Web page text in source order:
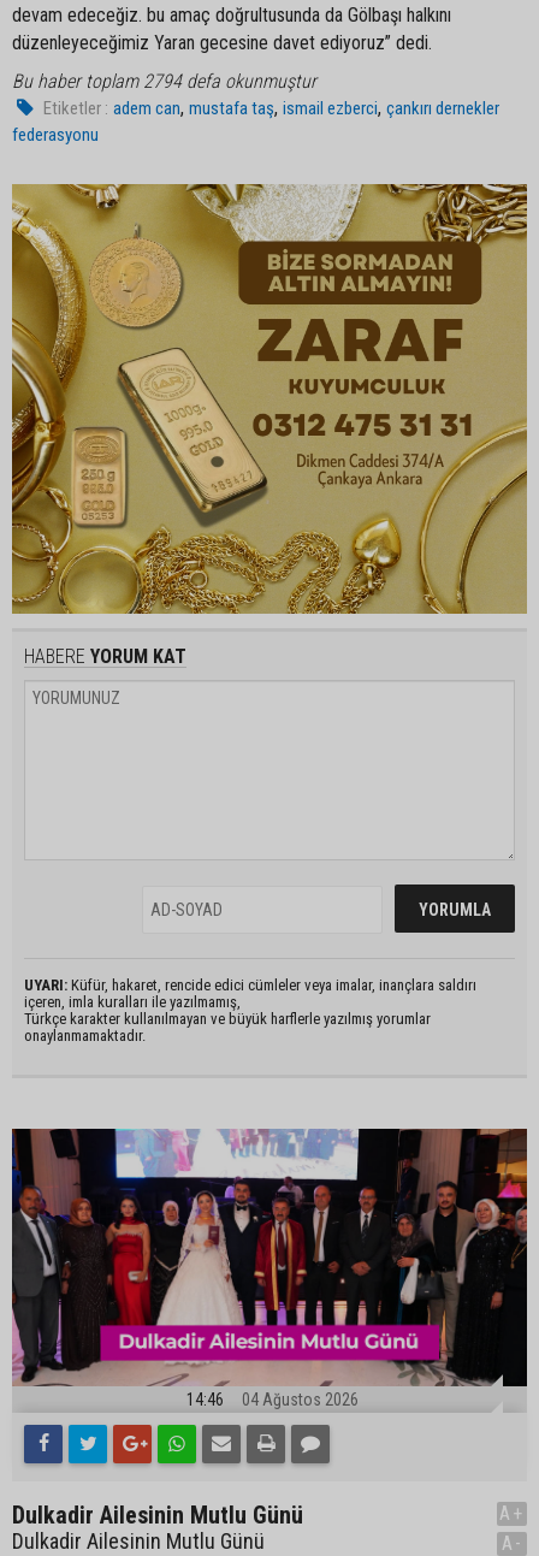
devam edeceğiz. bu amaç doğrultusunda da Gölbaşı halkını
düzenleyeceğimiz Yaran gecesine davet ediyoruz” dedi.
Bu haber toplam 2794 defa okunmuştur
Etiketler : adem can,mustafa taş,ismail ezberci,çankırı dernekler
federasyonu
HABERE YORUM KAT
UYARI: Küfür, hakaret, rencide edici cümleler veya imalar, inançlara saldırı
içeren, imla kuralları ile yazılmamış,
Türkçe karakter kullanılmayan ve büyük harflerle yazılmış yorumlar
onaylanmamaktadır.
14:46 04 Ağustos 2026
Dulkadir Ailesinin Mutlu Günü
Dulkadir Ailesinin Mutlu Günü
A+
A-